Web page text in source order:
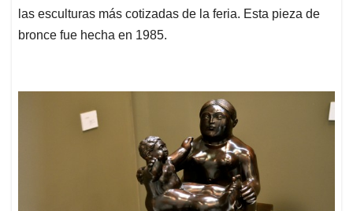
las esculturas más cotizadas de la feria. Esta pieza de
bronce fue hecha en 1985.